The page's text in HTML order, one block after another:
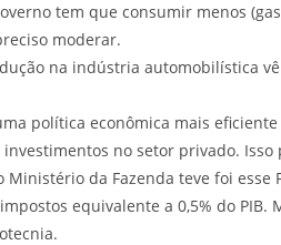
tem que consumir menos
moderar.
na indústria automobilística
política econômica mais
no setor privado. Isso
Ministério da Fazenda teve foi
equivalente a 0,5% do PIB.